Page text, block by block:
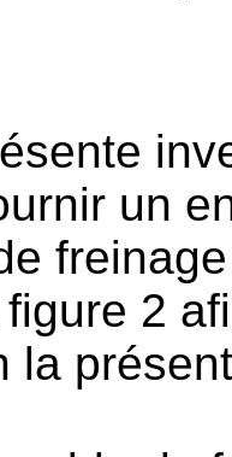
un
2
la